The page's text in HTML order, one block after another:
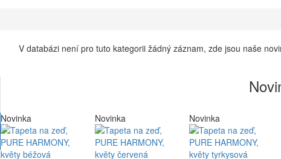
V databázi není pro tuto kategorii žádný záznam, zde jsou naše
Novinka Novinka Novinka